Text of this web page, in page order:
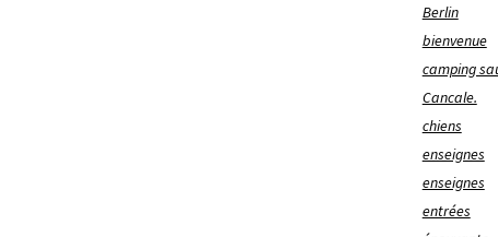
Berlin
bienvenue
camping
Cancale.
chiens
enseignes
enseignes
entrées